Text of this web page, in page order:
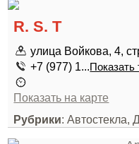
R. S. T
улица Войкова, 4,
+7 (977) 1...
Показать на карте
Рубрики: Автостекла,